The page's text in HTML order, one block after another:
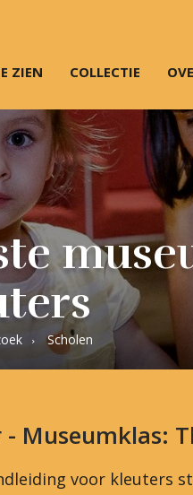
ZIEN COLLECTIE
Scholen
- Museumklas:
voor kleuters